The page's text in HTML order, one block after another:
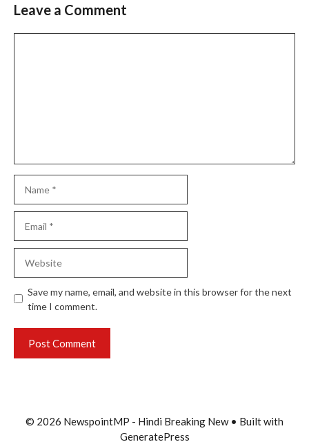
Leave a Comment
Save my name, email, and website in this browser for the next
time I comment.
© 2026 NewspointMP - Hindi Breaking New• Built with
GeneratePress